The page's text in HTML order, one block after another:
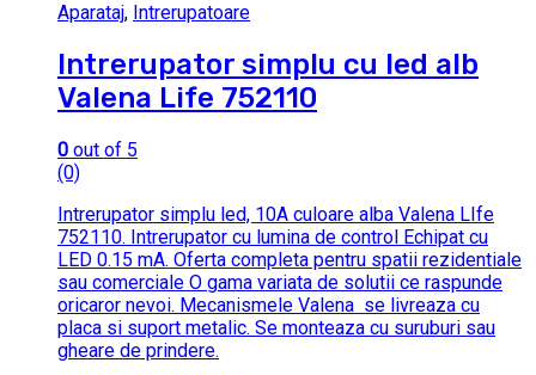
Aparataj, Intrerupatoare
Intrerupator simplu cu led alb
Valena Life 752110
0 out of 5
(0)
Intrerupator simplu led, 10A culoare alba Valena LIfe
752110. Intrerupator cu lumina de control Echipat cu
LED 0.15 mA. Oferta completa pentru spatii rezidentiale
sau comerciale O gama variata de solutii ce raspunde
oricaror nevoi. Mecanismele Valena se livreaza cu
placa si suport metalic. Se monteaza cu suruburi sau
gheare de prindere.